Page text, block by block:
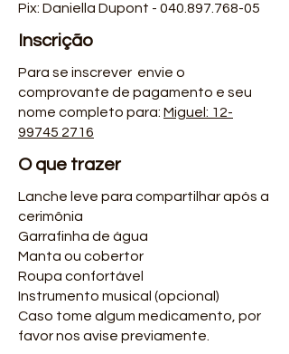
Pix: Daniella Dupont - 040.897.768-05
Inscrição
Para se inscrever envie o
comprovante de pagamento e seu
nome completo para: Miguel: 12-
99745 2716
O que trazer
Lanche leve para compartilhar após a
cerimônia
Garrafinha de água
Manta ou cobertor
Roupa confortável
Instrumento musical (opcional)
Caso tome algum medicamento, por
favor nos avise previamente.